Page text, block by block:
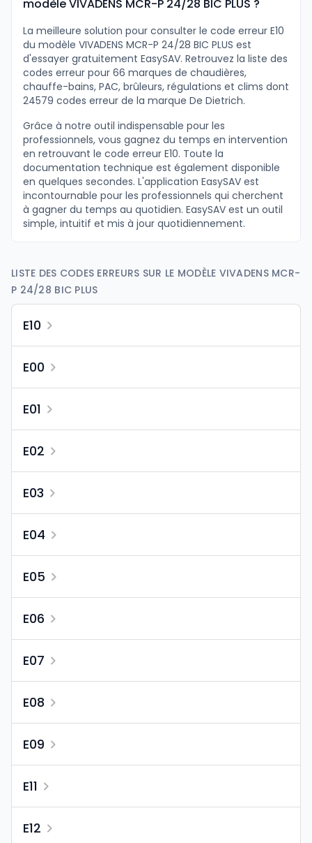
modèle VIVADENS MCR-P 24/28 BIC PLUS ?
La meilleure solution pour consulter le code erreur E10
du modèle VIVADENS MCR-P 24/28 BIC PLUS est
d'essayer gratuitement EasySAV. Retrouvez la liste des
codes erreur pour 66 marques de chaudières,
chauffe-bains, PAC, brûleurs, régulations et clims dont
24579 codes erreur de la marque De Dietrich.
Grâce à notre outil indispensable pour les
professionnels, vous gagnez du temps en intervention
en retrouvant le code erreur E10. Toute la
documentation technique est également disponible
en quelques secondes. L'application EasySAV est
incontournable pour les professionnels qui cherchent
à gagner du temps au quotidien. EasySAV est un outil
simple, intuitif et mis à jour quotidiennement.
LISTE DES CODES ERREURS SUR LE MODÈLE VIVADENS MCR-
P 24/28 BIC PLUS
E10
E00
E01
E02
E03
E04
E05
E06
E07
E08
E09
E11
E12